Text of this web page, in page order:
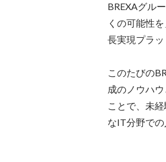
BREXAグル
くの可能性
長実現プラ
このたびの
成のノウハ
ことで、未
なIT分野での